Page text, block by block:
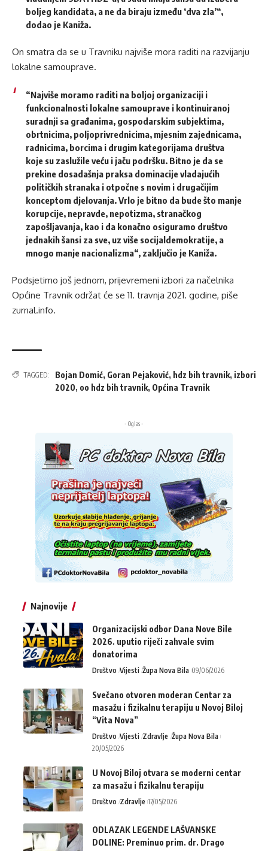
boljeg kandidata, a ne da biraju između ‘dva zla’“,
dodao je Kaniža.
On smatra da se u Travniku najviše mora raditi na razvijanju
lokalne samouprave.
“Najviše moramo raditi na boljoj organizaciji i
funkcionalnosti lokalne samouprave i kontinuiranoj
suradnji sa građanima, gospodarskim subjektima,
obrtnicima, poljoprivrednicima, mjesnim zajednicama,
radnicima, borcima i drugim kategorijama društva
koje su zaslužile veću i jaču podršku. Bitno je da se
prekine dosadašnja praksa dominacije vladajućih
političkih stranaka i otpočne s novim i drugačijim
konceptom djelovanja. Vrlo je bitno da bude što manje
korupcije, nepravde, nepotizma, stranačkog
zapošljavanja, kao i da konačno osiguramo društvo
jednakih šansi za sve, uz više socijaldemokratije, a
mnogo manje nacionalizma“, zaključio je Kaniža.
Podsjetimo još jednom, prijevremeni izbori za načelnika
Općine Travnik održat će se 11. travnja 2021. godine, piše
zurnal.info.
TAGGED: Bojan Domić, Goran Pejaković, hdz bih travnik, izbori
2020, oo hdz bih travnik, Općina Travnik
- Oglas -
Najnovije
Organizacijski odbor Dana Nove Bile
2026. uputio riječi zahvale svim
donatorima
Društvo Vijesti Župa Nova Bila 09/06/2026
Svečano otvoren moderan Centar za
masažu i fizikalnu terapiju u Novoj Biloj
“Vita Nova”
Društvo Vijesti Zdravlje Župa Nova Bila
20/05/2026
U Novoj Biloj otvara se moderni centar
za masažu i fizikalnu terapiju
Društvo Zdravlje 17/05/2026
ODLAZAK LEGENDE LAŠVANSKE
DOLINE: Preminuo prim. dr. Drago